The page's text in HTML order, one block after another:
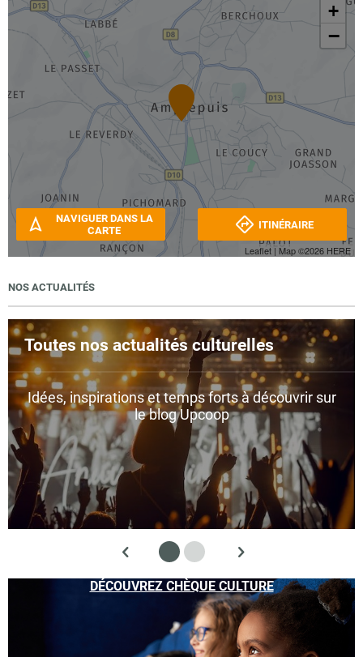
+
−
Leaflet | Map ©2026 HERE
NAVIGUER DANS LA
CARTE
ITINÉRAIRE
NOS ACTUALITÉS
Toutes nos actualités culturelles
Idées, inspirations et temps forts à découvrir sur
le blog Upcoop
DÉCOUVREZ CHÈQUE CULTURE